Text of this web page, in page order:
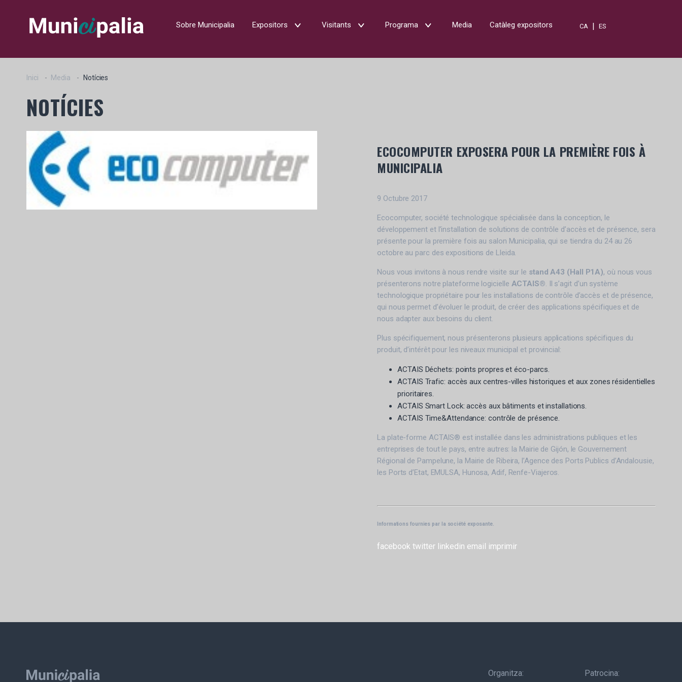
Sobre Municipalia Expositors Visitants Programa Media Catàleg expositors CA |ES
Inici Media Notícies
NOTÍCIES
ECOCOMPUTER EXPOSERA POUR LA PREMIÈRE FOIS À
MUNICIPALIA
9 Octubre 2017
Ecocomputer, société technologique spécialisée dans la conception, le
développement et l’installation de solutions de contrôle d’accès et de présence, sera
présente pour la première fois au salon Municipalia, qui se tiendra du 24 au 26
octobre au parc des expositions de Lleida.
Nous vous invitons à nous rendre visite sur le stand A43 (Hall P1A), où nous vous
présenterons notre plateforme logicielle ACTAIS®. Il s’agit d’un système
technologique propriétaire pour les installations de contrôle d’accès et de présence,
qui nous permet d’évoluer le produit, de créer des applications spécifiques et de
nous adapter aux besoins du client.
Plus spécifiquement, nous présenterons plusieurs applications spécifiques du
produit, d’intérêt pour les niveaux municipal et provincial:
ACTAIS Déchets: points propres et éco-parcs.
ACTAIS Trafic: accès aux centres-villes historiques et aux zones résidentielles
prioritaires.
ACTAIS Smart Lock: accès aux bâtiments et installations.
ACTAIS Time&Attendance: contrôle de présence.
La plate-forme ACTAIS® est installée dans les administrations publiques et les
entreprises de tout le pays, entre autres: la Mairie de Gijón, le Gouvernement
Régional de Pampelune, la Mairie de Ribeira, l’Agence des Ports Publics d’Andalousie,
les Ports d’Etat, EMULSA, Hunosa, Adif, Renfe-Viajeros.
Informations fournies par la société exposante.
facebook twitter linkedin email imprimir
Organitza: Patrocina: